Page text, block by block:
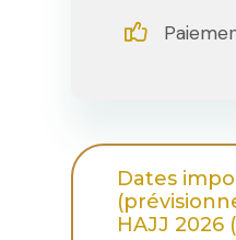
Dates
HAJJ 2026